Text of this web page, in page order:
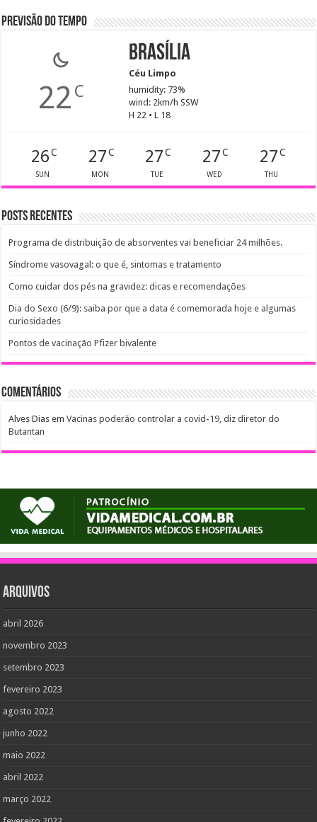
PREVISÃO DO TEMPO
22 C
Brasília
Céu Limpo
humidity: 73%
wind: 2km/h SSW
H 22 • L 18
26C
SUN
27C
MON
27 C
TUE
27C
WED
27C
THU
Posts recentes
Programa de distribuição de absorventes vai beneficiar 24 milhões.
Síndrome vasovagal: o que é, sintomas e tratamento
Como cuidar dos pés na gravidez: dicas e recomendações
Dia do Sexo (6/9): saiba por que a data é comemorada hoje e algumas
curiosidades
Pontos de vacinação Pfizer bivalente
Comentários
Alves Dias emVacinas poderão controlar a covid-19, diz diretor do
Butantan
Arquivos
abril 2026
novembro 2023
setembro 2023
fevereiro 2023
agosto 2022
junho 2022
maio 2022
abril 2022
março 2022